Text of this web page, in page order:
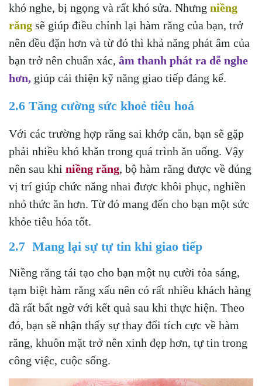
khó nghe, bị ngọng và rất khó sửa. Nhưng niềng
răng sẽ giúp điều chỉnh lại hàm răng của bạn, trở
nên đều đặn hơn và từ đó thì khả năng phát âm của
bạn trở nên chuẩn xác, âm thanh phát ra dễ nghe
hơn, giúp cải thiện kỹ năng giao tiếp đáng kể.
2.6 Tăng cường sức khoẻ tiêu hoá
Với các trường hợp răng sai khớp cắn, bạn sẽ gặp
phải nhiều khó khăn trong quá trình ăn uống. Vậy
nên sau khi niềng răng, bộ hàm răng được về đúng
vị trí giúp chức năng nhai được khôi phục, nghiền
nhỏ thức ăn hơn. Từ đó mang đến cho bạn một sức
khỏe tiêu hóa tốt.
2.7 Mang lại sự tự tin khi giao tiếp
Niềng răng tái tạo cho bạn một nụ cười tỏa sáng,
tạm biệt hàm răng xấu nên có rất nhiều khách hàng
đã rất bất ngờ với kết quả sau khi thực hiện. Theo
đó, bạn sẽ nhận thấy sự thay đổi tích cực về hàm
răng, khuôn mặt trở nên xinh đẹp hơn, tự tin trong
công việc, cuộc sống.